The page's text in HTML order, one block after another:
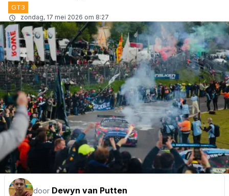
GT3
zondag, 17 mei 2026 om 8:27
door Dewyn van Putten